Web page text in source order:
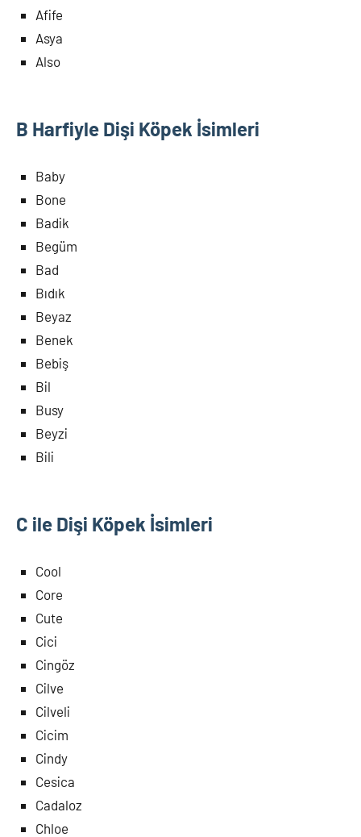
Afife
Asya
Also
B Harfiyle Dişi Köpek İsimleri
Baby
Bone
Badik
Begüm
Bad
Bıdık
Beyaz
Benek
Bebiş
Bil
Busy
Beyzi
Bili
C ile Dişi Köpek İsimleri
Cool
Core
Cute
Cici
Cingöz
Cilve
Cilveli
Cicim
Cindy
Cesica
Cadaloz
Chloe